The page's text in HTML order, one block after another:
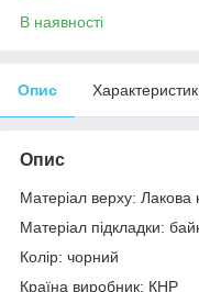
В наявності
Опис
Опис
Матеріал верху: Лакова
Матеріал підкладки:
Колір: чорний
Країна виробник: КНР